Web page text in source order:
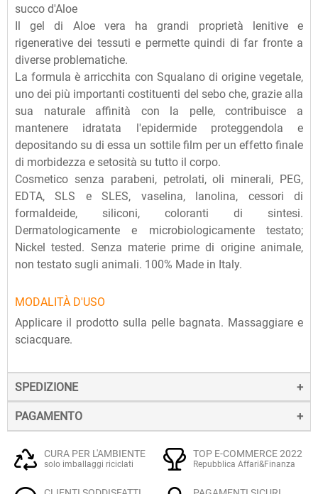
succo d'Aloe
Il gel di Aloe vera ha grandi proprietà lenitive e
rigenerative dei tessuti e permette quindi di far fronte a
diverse problematiche.
La formula è arricchita con Squalano di origine vegetale,
uno dei più importanti costituenti del sebo che, grazie alla
sua naturale affinità con la pelle, contribuisce a
mantenere idratata l'epidermide proteggendola e
depositando su di essa un sottile film per un effetto finale
di morbidezza e setosità su tutto il corpo.
Cosmetico senza parabeni, petrolati, oli minerali, PEG,
EDTA, SLS e SLES, vaselina, lanolina, cessori di
formaldeide, siliconi, coloranti di sintesi.
Dermatologicamente e microbiologicamente testato;
Nickel tested. Senza materie prime di origine animale,
non testato sugli animali. 100% Made in Italy.
MODALITÀ D'USO
Applicare il prodotto sulla pelle bagnata. Massaggiare e
sciacquare.
SPEDIZIONE
La spedizione dei prodotti avviene entro 24 ore dall'ordine
(sabato e festivi esclusi), tramite corriere SDA.
Quando l'ordine sarà spedito, riceverai una e-mail di
conferma, contenente un link alla tracciatura online
dell'invio, che ti permetterà di verificare in tempo reale lo
PAGAMENTO
Il pagamento degli ordini può avvenire:
CURA PER L'AMBIENTE
solo imballaggi riciclati
TOP E-COMMERCE 2022
Repubblica Affari&Finanza